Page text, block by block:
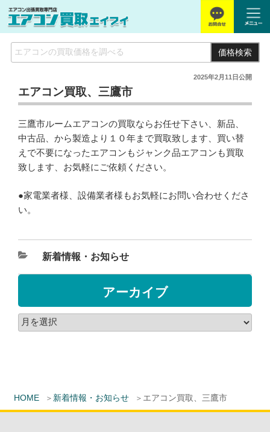
価格検索
HOME 新着情報・お知らせ エアコン買取、三鷹市
2025年2月11日公開
エアコン買取、三鷹市
三鷹市ルームエアコンの買取ならお任せ下さい、新品、
中古品、から製造より１０年まで買取致します、買い替
えで不要になったエアコンもジャンク品エアコンも買取
致します、お気軽にご依頼ください。
●家電業者様、設備業者様もお気軽にお問い合わせくださ
い。
新着情報・お知らせ
アーカイブ